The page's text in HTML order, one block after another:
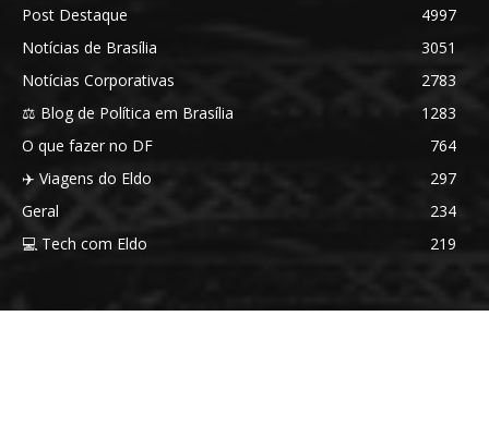
Post Destaque
4997
Notícias de Brasília
3051
Notícias Corporativas
2783
⚖️ Blog de Política em Brasília
1283
O que fazer no DF
764
✈️ Viagens do Eldo
297
Geral
234
💻 Tech com Eldo
219